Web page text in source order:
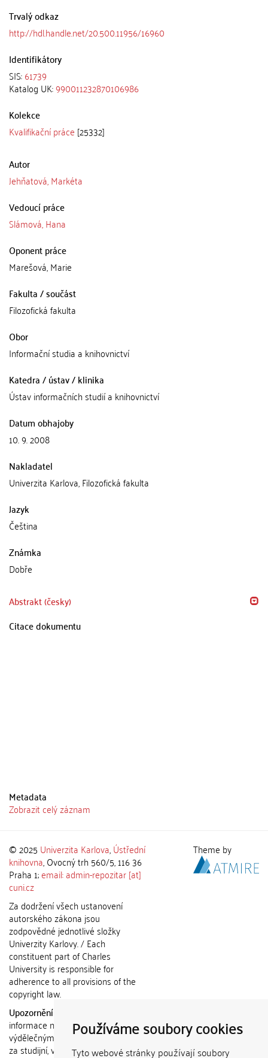
Používáme soubory cookies
Tyto webové stránky používají soubory
Trvalý odkaz
http://hdl.handle.net/20.500.11956/16960
Identifikátory
SIS:61739
Katalog UK:990011232870106986
Kolekce
Kvalifikační práce [25332]
Autor
Jehňatová, Markéta
Vedoucí práce
Slámová, Hana
Oponent práce
Marešová, Marie
Fakulta / součást
Filozofická fakulta
Obor
Informační studia a knihovnictví
Katedra / ústav / klinika
Ústav informačních studií a knihovnictví
Datum obhajoby
10. 9. 2008
Nakladatel
Univerzita Karlova, Filozofická fakulta
Jazyk
Čeština
Známka
Dobře
Abstrakt (česky)
Citace dokumentu
Metadata
Zobrazit celý záznam
© 2025 Univerzita Karlova,Ústřední
knihovna, Ovocný trh 560/5, 116 36
Praha 1;email: admin-repozitar [at]
cuni.cz
Za dodržení všech ustanovení
autorského zákona jsou
zodpovědné jednotlivé složky
Univerzity Karlovy. / Each
constituent part of Charles
University is responsible for
adherence to all provisions of the
copyright law.
Upozornění / Notice:
informace nemohou být použity k
výdělečným účelům nebo vydávány
za studijní, vědeckou nebo jinou
Theme by